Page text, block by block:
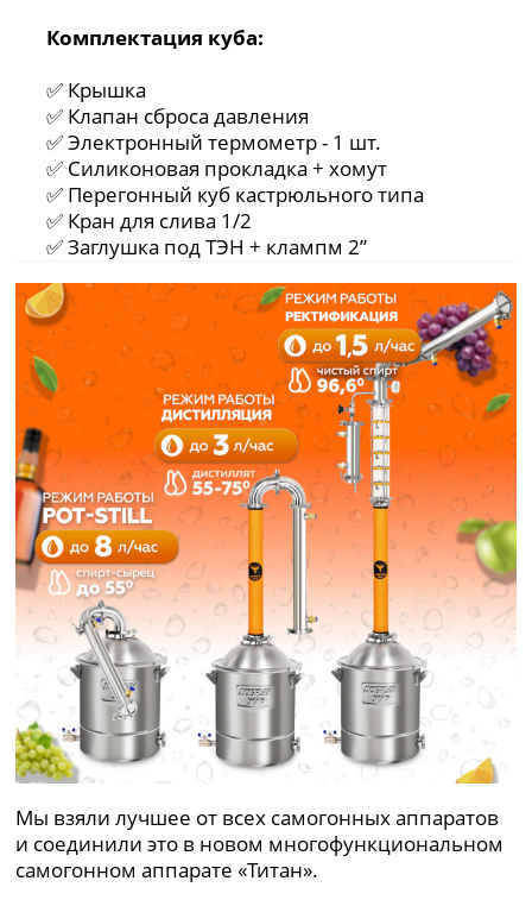
Комплектация куба:
✅ Крышка
✅ Клапан сброса давления
✅ Электронный термометр - 1 шт.
✅ Силиконовая прокладка + хомут
✅ Перегонный куб кастрюльного типа
✅ Кран для слива 1/2
✅ Заглушка под ТЭН + клампм 2”
Мы взяли лучшее от всех самогонных аппаратов
и соединили это в новом многофункциональном
самогонном аппарате «Титан».